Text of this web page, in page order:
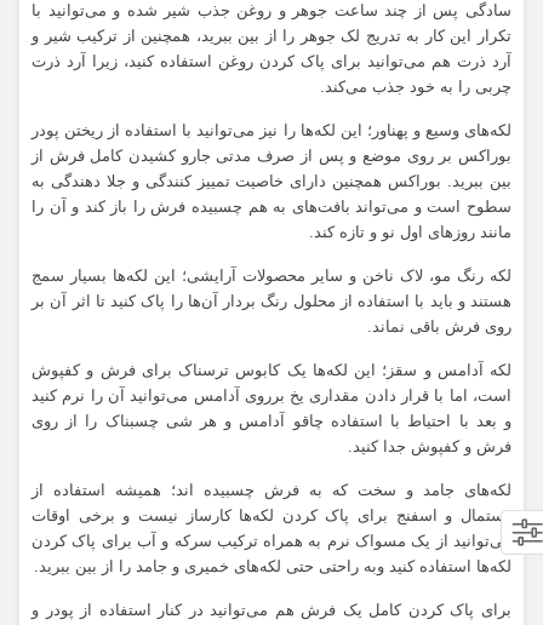
سادگی پس از چند ساعت جوهر و روغن جذب شیر شده و می‌توانید با
تکرار این کار به تدریج لک جوهر را از بین ببرید، همچنین از ترکیب شیر و
آرد ذرت هم می‌توانید برای پاک کردن روغن استفاده کنید، زیرا آرد ذرت
چربی را به خود جذب می‌کند.
لکه‌های وسیع و پهناور؛ این لکه‌ها را نیز می‌توانید با استفاده از ریختن پودر
بوراکس بر روی موضع و پس از صرف مدتی جارو کشیدن کامل فرش از
بین ببرید. بوراکس همچنین دارای خاصیت تمییز کنندگی و جلا دهندگی به
سطوح است و می‌تواند بافت‌های به هم چسبیده فرش را باز کند و آن را
مانند روزهای اول نو و تازه کند.
لکه رنگ مو، لاک ناخن و سایر محصولات آرایشی؛ این لکه‌ها بسیار سمج
هستند و باید با استفاده از محلول رنگ بردار آن‌ها را پاک کنید تا اثر آن بر
روی فرش باقی نماند.
لکه آدامس و سقز؛ این لکه‌ها یک کابوس ترسناک برای فرش و کفپوش
است، اما با قرار دادن مقداری یخ برروی آدامس می‌توانید آن را نرم کنید
و بعد با احتیاط با استفاده چاقو آدامس و هر شی چسبناک را از روی
فرش و کفپوش جدا کنید.
لکه‌های جامد و سخت که به فرش چسبیده اند؛ همیشه استفاده از
دستمال و اسفنج برای پاک کردن لکه‌ها کارساز نیست و برخی اوقات
می‌توانید از یک مسواک نرم به همراه ترکیب سرکه و آب برای پاک کردن
لکه‌ها استفاده کنید وبه راحتی حتی لکه‌های خمیری و جامد را از بین ببرید.
برای پاک کردن کامل یک فرش هم می‌توانید در کنار استفاده از پودر و